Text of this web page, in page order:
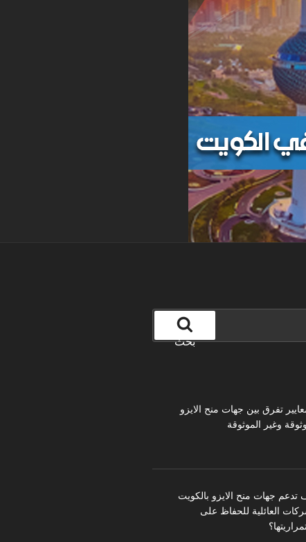
بحث
معايير تفرق بين جهات منح الايزو
وغير الموثوقة
تدعم جهات منح الايزو بالكويت
العائلية للحفاظ على